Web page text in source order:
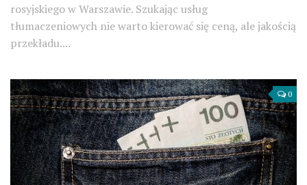
rosyjskiego w Warszawie. Szukając usług
tłumaczeniowych nie warto kierować się ceną, ale jakością
przekładu....
0